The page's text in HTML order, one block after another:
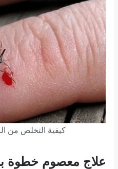
كيفية التخلص من
علاج معصوم خطوة